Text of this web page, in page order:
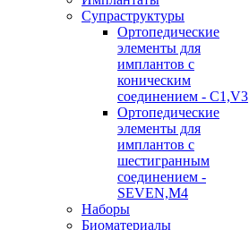
Супраструктуры
Ортопедические
элементы для
имплантов с
коническим
соединением - C1,V3
Ортопедические
элементы для
имплантов с
шестигранным
соединением -
SEVEN,M4
Наборы
Биоматериалы